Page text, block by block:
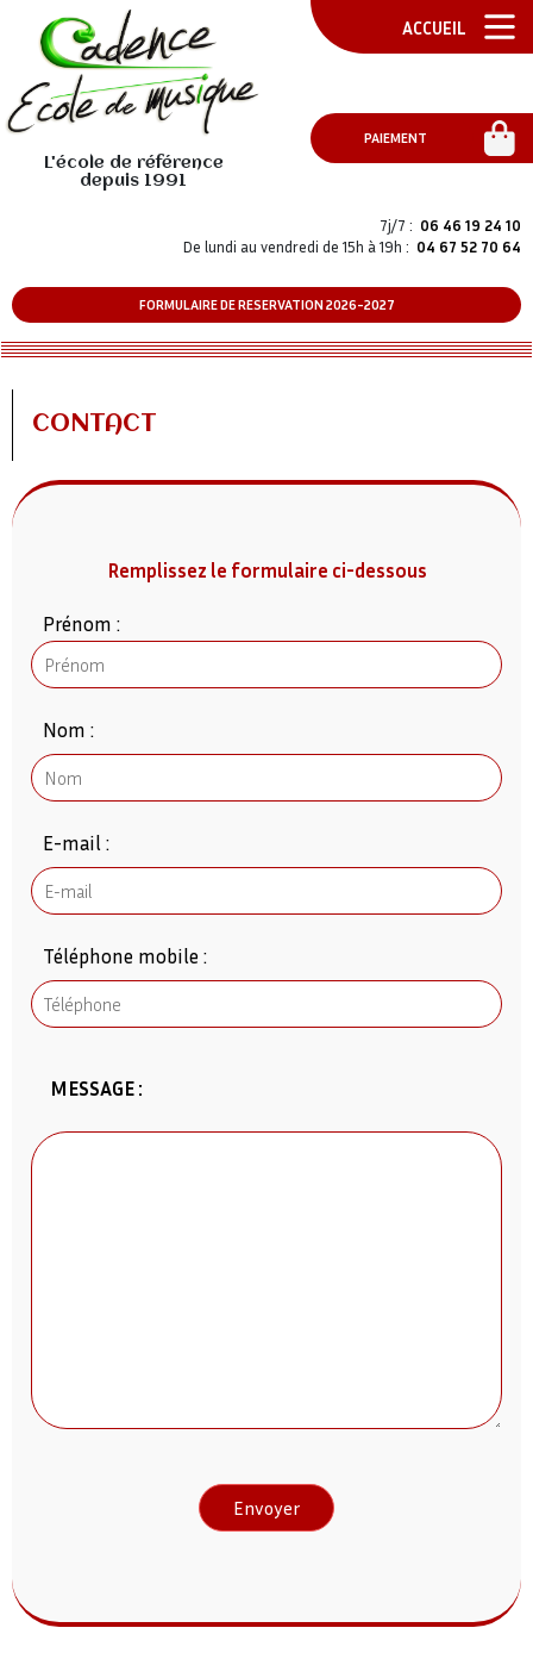
L'école de référence
depuis 1991
ACCUEIL
PAIEMENT
7j/7 : 06 46 19 24 10
De lundi au vendredi de 15h à 19h : 04 67 52 70 64
FORMULAIRE DE RESERVATION 2026-2027
CONTACT
Remplissez le formulaire ci-dessous
Prénom :
Nom :
E-mail :
Téléphone mobile :
MESSAGE :
Envoyer